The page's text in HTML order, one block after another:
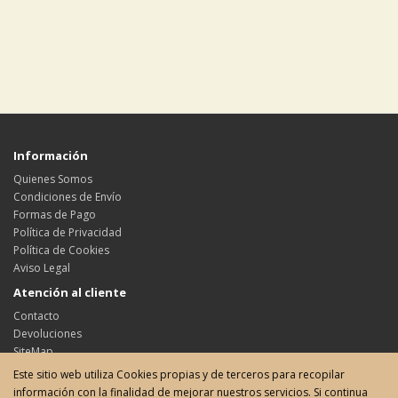
Información
Quienes Somos
Condiciones de Envío
Formas de Pago
Política de Privacidad
Política de Cookies
Aviso Legal
Atención al cliente
Contacto
Devoluciones
SiteMap
Su cuenta
Este sitio web utiliza Cookies propias y de terceros para recopilar
información con la finalidad de mejorar nuestros servicios. Si continua